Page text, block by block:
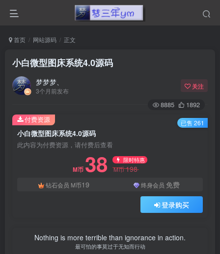
首页 网站源码 正文
小白微型图床系统4.0源码
梦梦梦、
3个月前发布
关注
8885 1892
小白微型图床系统4.0源码
此内容为付费资源，请付费后查看
M币 38 限时特惠
M币198
钻石会员 M币19 终身会员 免费
登录购买
付费资源 已售 261
Nothing is more terrible than ignorance in action.
最可怕的事莫过于无知而行动